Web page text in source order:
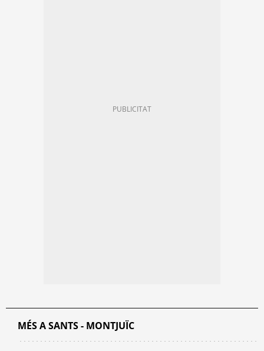
MÉS A SANTS - MONTJUÏC